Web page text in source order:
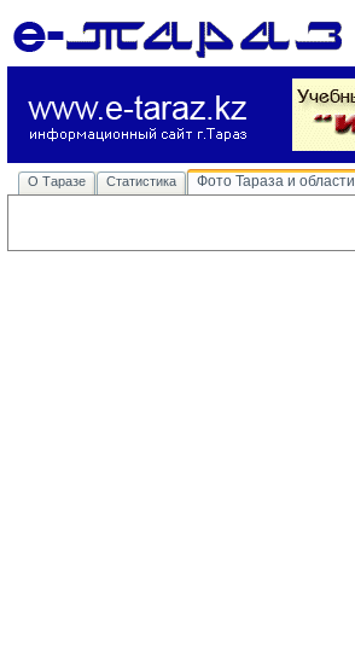
О Таразе Статистика Фото Тараза и области